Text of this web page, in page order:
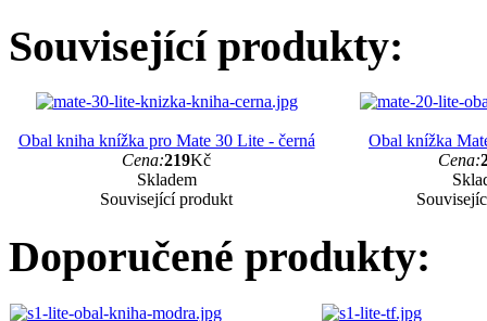
Související produkty:
Obal kniha knížka pro Mate 30 Lite - černá
Cena:219Kč
Skladem
Související produkt
Obal knížka
Cena:
Doporučené produkty: